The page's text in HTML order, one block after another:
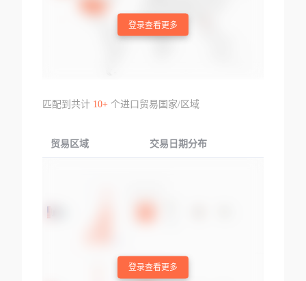
登录查看更多
匹配到共计 10+个进口贸易国家/区域
贸易区域 交易日期分布
登录查看更多